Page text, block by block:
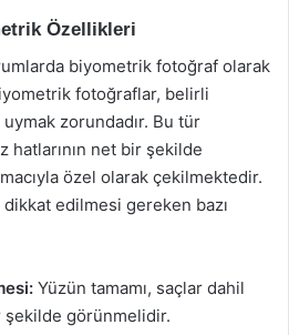
Özellikleri
biyometrik fotoğraf olarak
fotoğraflar, belirli
zorundadır. Bu tür
net bir şekilde
özel olarak çekilmektedir.
edilmesi gereken bazı
Yüzün tamamı, saçlar dahil
görünmelidir.